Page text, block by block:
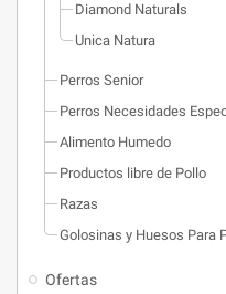
Diamond Naturals
Unica Natura
Perros Senior
Perros Necesidades
Alimento Humedo
Productos libre de Pollo
Razas
Golosinas y Huesos Para
Ofertas